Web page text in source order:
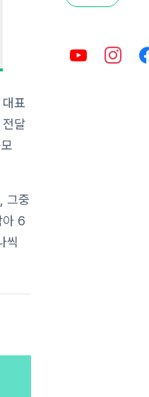
표
달
그중
아 6
씩